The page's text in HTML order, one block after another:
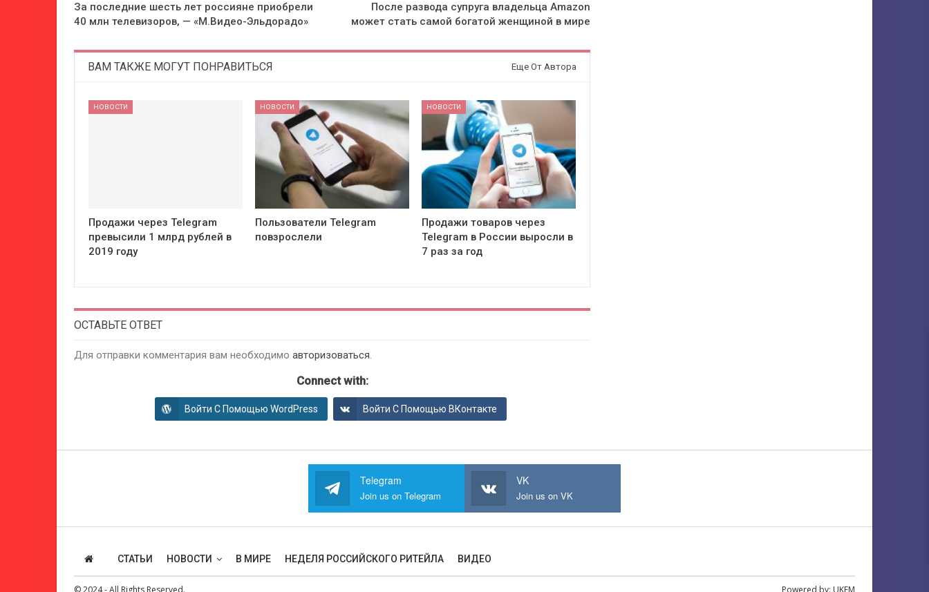
За последние шесть лет россияне приобрели
40 млн телевизоров, — «М.Видео-Эльдорадо»
После развода супруга владельца Amazon
может стать самой богатой женщиной в мире
ВАМ ТАКЖЕ МОГУТ ПОНРАВИТЬСЯ Еще От Автора
НОВОСТИ
Продажи через Telegram
превысили 1 млрд рублей в
2019 году
НОВОСТИ
Пользователи Telegram
повзрослели
НОВОСТИ
Продажи товаров через
Telegram в России выросли в
7 раз за год
ОСТАВЬТЕ ОТВЕТ
Для отправки комментария вам необходимо авторизоваться
Connect with:
Войти С Помощью WordPress Войти С Помощью ВКонтакте
Telegram
Join us on Telegram
VK
Join us on VK
СТАТЬИ НОВОСТИ В МИРЕ НЕДЕЛЯ РОССИЙСКОГО РИТЕЙЛА ВИДЕО
© 2024 - All Rights Reserved. Powered by: UKFM